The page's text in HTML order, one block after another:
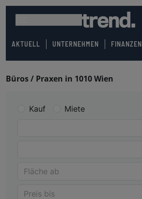
AKTUELL UNTERNEHMEN FINANZEN
Büros / Praxen in 1010 Wien
Kauf Miete